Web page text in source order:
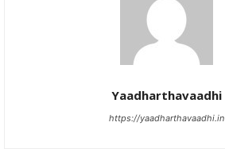
Yaadharthavaadhi
https://yaadharthavaadhi.in